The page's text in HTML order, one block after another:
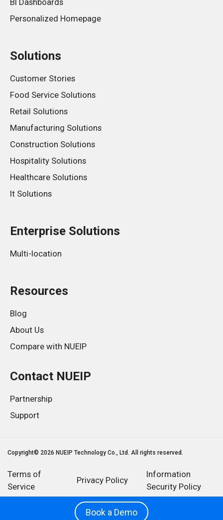
Book a Demo
Personalized Homepage
Solutions
Customer Stories
Food Service Solutions
Retail Solutions
Manufacturing Solutions
Construction Solutions
Hospitality Solutions
Healthcare Solutions
It Solutions
Enterprise Solutions
Multi-location
Resources
Blog
About Us
Compare with NUEIP
Contact NUEIP
Partnership
Support
Copyright© 2026 NUEIP Technology Co., Ltd. All rights reserved.
Terms of
Service
Privacy Policy
Information
Security Policy